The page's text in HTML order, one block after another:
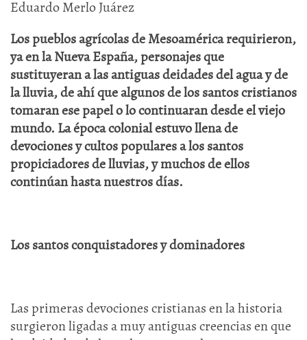
Eduardo Merlo Juárez
Los pueblos agrícolas de Mesoamérica requirieron,
ya en la Nueva España, personajes que
sustituyeran a las antiguas deidades del agua y de
la lluvia, de ahí que algunos de los santos cristianos
tomaran ese papel o lo continuaran desde el viejo
mundo. La época colonial estuvo llena de
devociones y cultos populares a los santos
propiciadores de lluvias, y muchos de ellos
continúan hasta nuestros días.
Los santos conquistadores y dominadores
Las primeras devociones cristianas en la historia
surgieron ligadas a muy antiguas creencias en que